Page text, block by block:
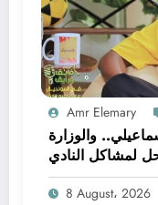
Amr Elemary
والوزارة
لمشاكل النادي
8 August، 2026